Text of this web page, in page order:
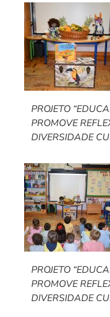
PROJETO
PROMOVE
DIVERSIDADE
PROJETO
PROMOVE
DIVERSIDADE